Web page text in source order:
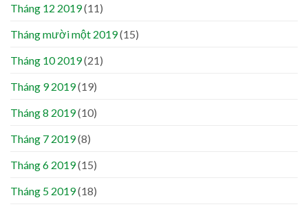
Tháng 12 2019(11)
Tháng mười một 2019(15)
Tháng 10 2019(21)
Tháng 9 2019(19)
Tháng 8 2019(10)
Tháng 7 2019(8)
Tháng 6 2019(15)
Tháng 5 2019(18)